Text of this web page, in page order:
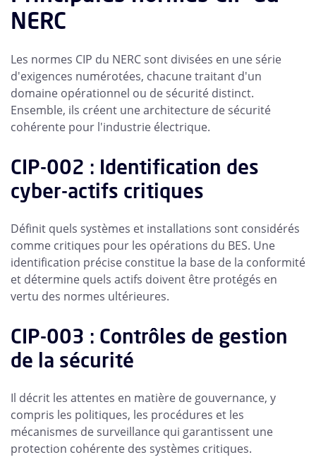
NERC
Les normes CIP du NERC sont divisées en une série
d'exigences numérotées, chacune traitant d'un
domaine opérationnel ou de sécurité distinct.
Ensemble, ils créent une architecture de sécurité
cohérente pour l'industrie électrique.
CIP-002 : Identification des
cyber-actifs critiques
Définit quels systèmes et installations sont considérés
comme critiques pour les opérations du BES. Une
identification précise constitue la base de la conformité
et détermine quels actifs doivent être protégés en
vertu des normes ultérieures.
CIP-003 : Contrôles de gestion
de la sécurité
Il décrit les attentes en matière de gouvernance, y
compris les politiques, les procédures et les
mécanismes de surveillance qui garantissent une
protection cohérente des systèmes critiques.